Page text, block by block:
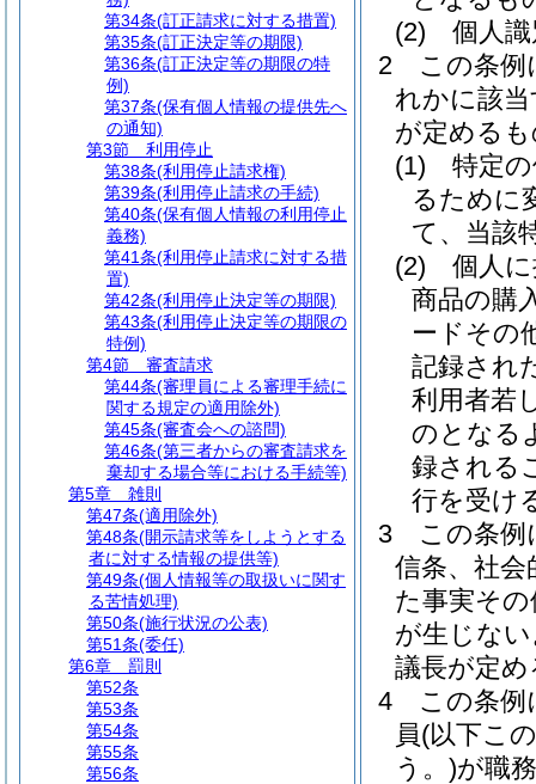
(2)
個人
2
この条例
れかに該
が定める
(1)
特定
るために
て、当該
(2)
個人
商品の購
ードその
記録され
利用者若
のとなる
録される
行を受け
3
この条例
信条、社会
た事実そ
が生じな
議長が定
4
この条例
員(以下こ
う。)が職
第34条(訂正請求に対する措置)
第35条(訂正決定等の期限)
第36条(訂正決定等の期限の特
例)
第37条(保有個人情報の提供先へ
の通知)
第3節
利用停止
第38条(利用停止請求権)
第39条(利用停止請求の手続)
第40条(保有個人情報の利用停止
義務)
第41条(利用停止請求に対する措
置)
第42条(利用停止決定等の期限)
第43条(利用停止決定等の期限の
特例)
第4節
審査請求
第44条(審理員による審理手続に
関する規定の適用除外)
第45条(審査会への諮問)
第46条(第三者からの審査請求を
棄却する場合等における手続等)
第5章
雑則
第47条(適用除外)
第48条(開示請求等をしようとする
者に対する情報の提供等)
第49条(個人情報等の取扱いに関す
る苦情処理)
第50条(施行状況の公表)
第51条(委任)
第6章
罰則
第52条
第53条
第54条
第55条
第56条